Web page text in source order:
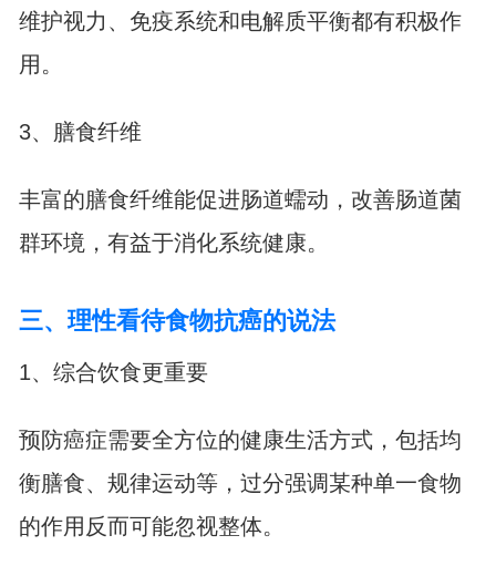
维护视力、免疫系统和电解质平衡都有积极作
用。
3、膳食纤维
丰富的膳食纤维能促进肠道蠕动，改善肠道菌
群环境，有益于消化系统健康。
三、理性看待食物抗癌的说法
1、综合饮食更重要
预防癌症需要全方位的健康生活方式，包括均
衡膳食、规律运动等，过分强调某种单一食物
的作用反而可能忽视整体。